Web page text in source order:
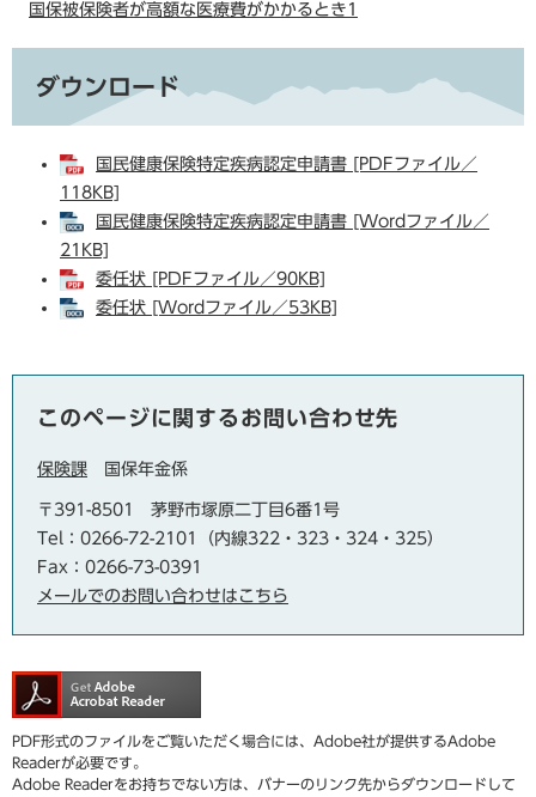
国保被保険者が高額な医療費がかかるとき1
ダウンロード
国民健康保険特定疾病認定申請書 [PDFファイル／
118KB]
国民健康保険特定疾病認定申請書 [Wordファイル／
21KB]
委任状 [PDFファイル／90KB]
委任状 [Wordファイル／53KB]
このページに関するお問い合わせ先
保険課 国保年金係
〒391-8501
茅野市塚原二丁目6番1号
Tel：0266-72-2101（内線322・323・324・325）
Fax：0266-73-0391
メールでのお問い合わせはこちら
PDF形式のファイルをご覧いただく場合には、Adobe社が提供するAdobe
Readerが必要です。
Adobe Readerをお持ちでない方は、バナーのリンク先からダウンロードして